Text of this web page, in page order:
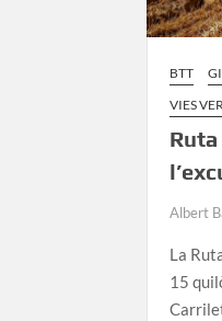
BTT
VIES
Albert
La
15